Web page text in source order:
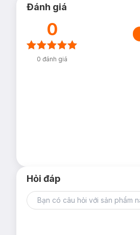
Đánh giá
0
0 đánh giá
Hỏi đáp